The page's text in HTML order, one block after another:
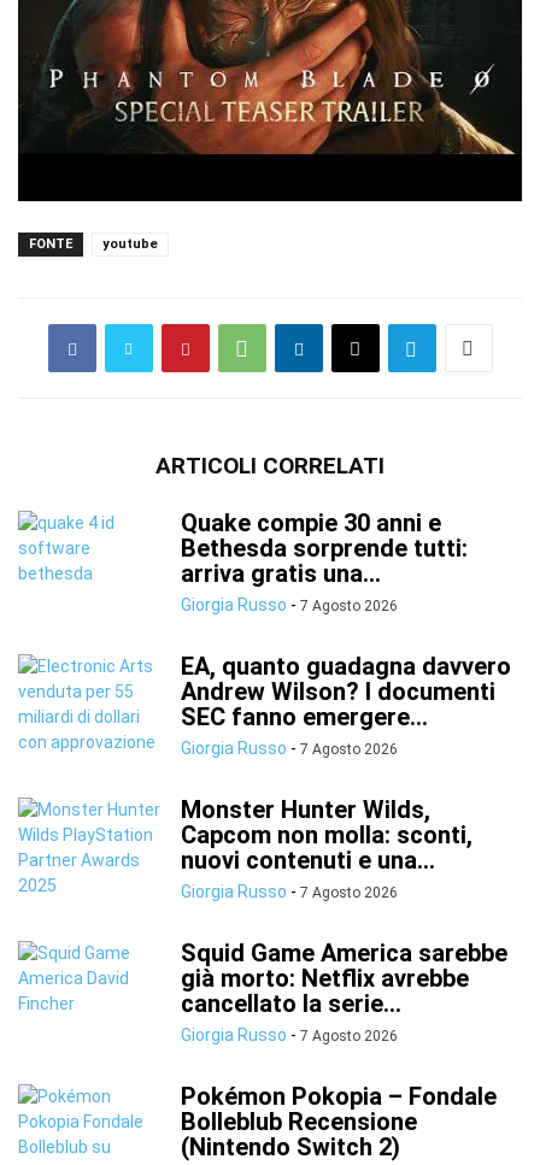
FONTE youtube
ARTICOLI CORRELATI
Quake compie 30 anni e
Bethesda sorprende tutti:
arriva gratis una...
Giorgia Russo - 7 Agosto 2026
EA, quanto guadagna davvero
Andrew Wilson? I documenti
SEC fanno emergere...
Giorgia Russo - 7 Agosto 2026
Monster Hunter Wilds,
Capcom non molla: sconti,
nuovi contenuti e una...
Giorgia Russo - 7 Agosto 2026
Squid Game America sarebbe
già morto: Netflix avrebbe
cancellato la serie...
Giorgia Russo - 7 Agosto 2026
Pokémon Pokopia – Fondale
Bolleblub Recensione
(Nintendo Switch 2)